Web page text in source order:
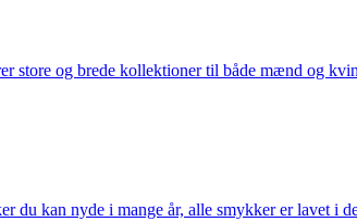
store og brede kollektioner til både mænd og
kan nyde i mange år, alle smykker er lavet i